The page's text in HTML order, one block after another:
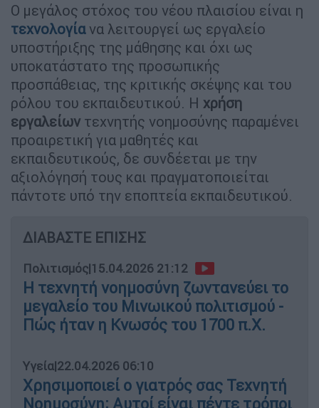
Ο μεγάλος στόχος του νέου πλαισίου είναι η
τεχνολογίανα λειτουργεί ως εργαλείο
υποστήριξης της μάθησης και όχι ως
υποκατάστατο της προσωπικής
προσπάθειας, της κριτικής σκέψης και του
ρόλου του εκπαιδευτικού. Η χρήση
εργαλείων τεχνητής νοημοσύνης παραμένει
προαιρετική για μαθητές και
εκπαιδευτικούς, δε συνδέεται με την
αξιολόγησή τους και πραγματοποιείται
πάντοτε υπό την εποπτεία εκπαιδευτικού.
ΔΙΑΒΑΣΤΕ ΕΠΙΣΗΣ
Πολιτισμός|15.04.2026 21:12
Η τεχνητή νοημοσύνη ζωντανεύει το
μεγαλείο του Μινωικού πολιτισμού -
Πώς ήταν η Κνωσός του 1700 π.Χ.
Υγεία|22.04.2026 06:10
Χρησιμοποιεί ο γιατρός σας Τεχνητή
Νοημοσύνη; Αυτοί είναι πέντε τρόποι